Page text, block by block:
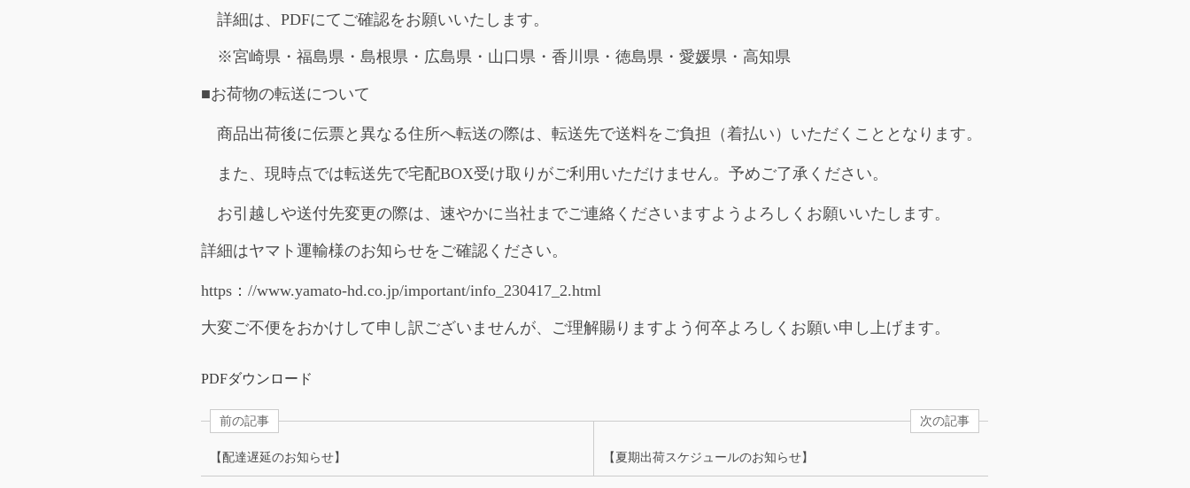
詳細は、PDFにてご確認をお願いいたします。
※宮崎県・福島県・島根県・広島県・山口県・香川県・徳島県・愛媛県・高知県
■お荷物の転送について
商品出荷後に伝票と異なる住所へ転送の際は、転送先で送料をご負担（着払い）いただくこととなります。
また、現時点では転送先で宅配BOX受け取りがご利用いただけません。予めご了承ください。
お引越しや送付先変更の際は、速やかに当社までご連絡くださいますようよろしくお願いいたします。
詳細はヤマト運輸様のお知らせをご確認ください。
https：//www.yamato-hd.co.jp/important/info_230417_2.html
大変ご不便をおかけして申し訳ございませんが、ご理解賜りますよう何卒よろしくお願い申し上げます。
PDFダウンロード
前の記事
【配達遅延のお知らせ】
次の記事
【夏期出荷スケジュールのお知らせ】